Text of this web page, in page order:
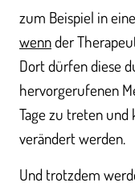
zum Beispiel in
wennder
Dort dürfen diese
hervorgerufenen
Tage zu treten und
verändert werden.
Und trotzdem